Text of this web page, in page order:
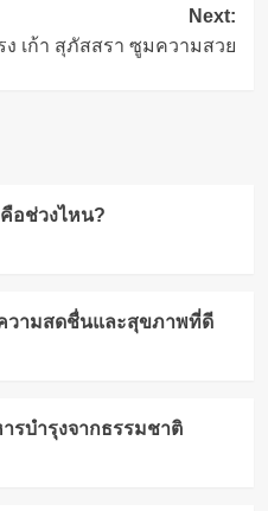
Next:
ง เก้า สุภัสสรา ซูมความสวย
อช่วงไหน?
วามสดชื่นและสุขภาพที่ดี
รบำรุงจากธรรมชาติ